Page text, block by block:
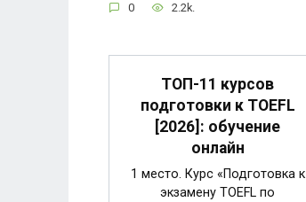
0 2.2k.
ТОП-11 курсов
подготовки к TOEFL
[2026]: обучение
онлайн
1 место. Курс «Подготовка к
экзамену TOEFL по